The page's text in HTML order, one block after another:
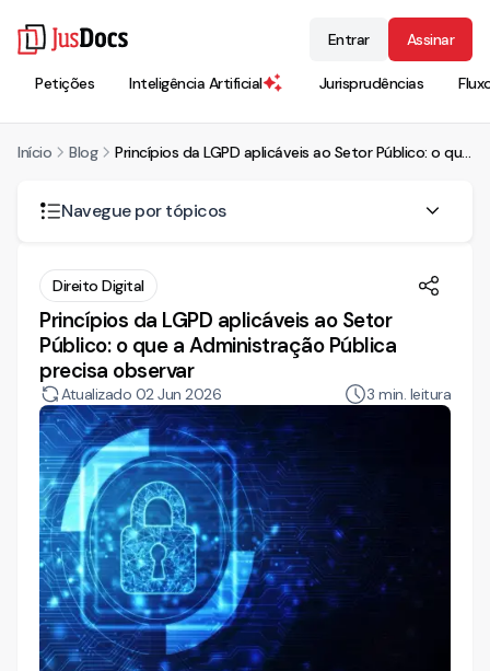
Petições Inteligência Artificial Jurisprudências
Entrar Assinar
Início Blog Princípios da LGPD aplicáveis ao Setor Público: o que a Administração Pública precisa observar
Navegue por tópicos
Por que a LGPD se aplica integralmente ao Poder Público
Os princípios do art. 6º e seu impacto sobre a
Administração
Finalidade, adequação e necessidade
Livre acesso, qualidade e transparência
Segurança, prevenção e responsabilização
Não discriminação
O Capítulo IV: o regime próprio do Poder Público
Atualizações jurisprudenciais
A ANPD agora é uma Agência reguladora
Como o Jusdocs pode ajudar
Conclusão
Direito Digital
Princípios da LGPD aplicáveis ao Setor
Público: o que a Administração Pública
precisa observar
Atualizado 02 Jun 2026 3 min. leitura